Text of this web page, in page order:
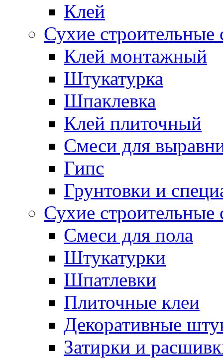
Клей
Сухие
Клей монтажный
Штукатурка
Шпаклевка
Клей плиточный
Смеси для
Гипс
Грунтовки и
Сухие
Смеси для пола
Штукатурки
Шпатлевки
Плиточные клеи
Декоративные
Затирки и